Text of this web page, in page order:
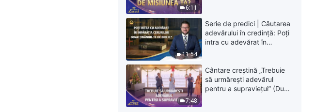
6:11
11:54
Serie de predici | Căutarea
adevărului în credință: Poți
intra cu adevărat în
7:48
Cântare creștină „Trebuie
să urmărești adevărul
pentru a supraviețui” (Duet)